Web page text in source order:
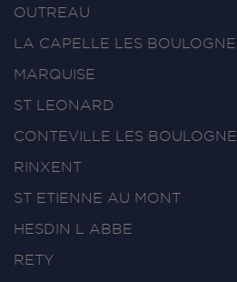
OUTREAU
LA CAPELLE LES BOULOGNE
MARQUISE
ST LEONARD
CONTEVILLE LES BOULOGNE
RINXENT
ST ETIENNE AU MONT
HESDIN L ABBE
RETY